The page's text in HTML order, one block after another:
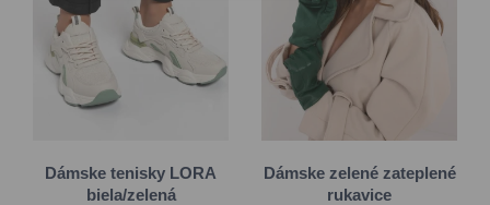
Dámske tenisky LORA
biela/zelená
36 37
38
Dámske zelené zateplené
rukavice
S/M
L/XL